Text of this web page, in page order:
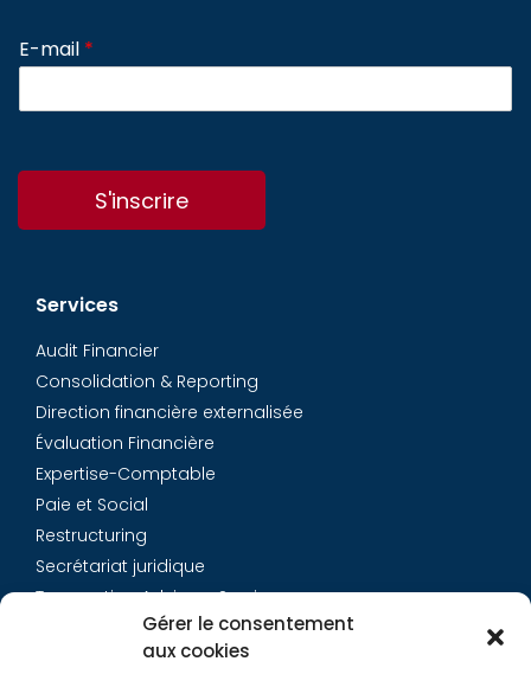
Gérer le consentement
aux cookies
E-mail *
S'inscrire
Services
Audit Financier
Consolidation & Reporting
Direction financière externalisée
Évaluation Financière
Expertise-Comptable
Paie et Social
Restructuring
Secrétariat juridique
Transaction Advisory Services